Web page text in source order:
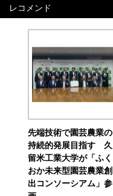
レコメンド
先端技術で園芸農業の
持続的発展目指す 久
留米工業大学が「ふく
おか未来型園芸農業創
出コンソーシアム」参